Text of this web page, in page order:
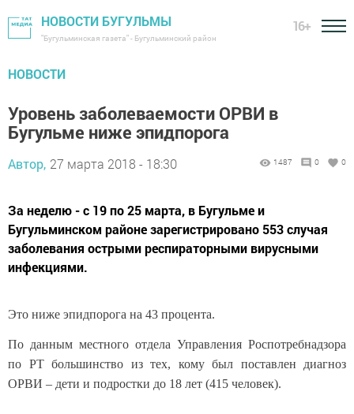
НОВОСТИ БУГУЛЬМЫ
"Бугульминская газета" - Бугульминский район
16+
НОВОСТИ
Уровень заболеваемости ОРВИ в
Бугульме ниже эпидпорога
Автор, 27 марта 2018 - 18:30 1487 0 0
За неделю - с 19 по 25 марта, в Бугульме и
Бугульминском районе зарегистрировано 553 случая
заболевания острыми респираторными вирусными
инфекциями.
Это ниже эпидпорога на 43 процента.
По данным местного отдела Управления Роспотребнадзора
по РТ большинство из тех, кому был поставлен диагноз
ОРВИ – дети и подростки до 18 лет (415 человек).